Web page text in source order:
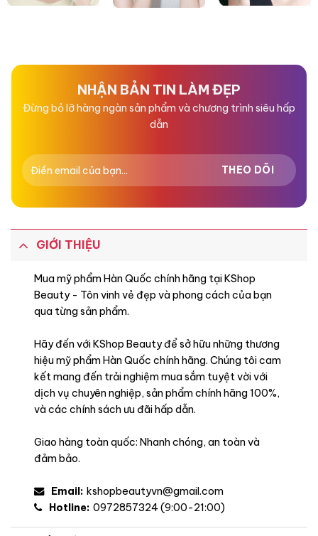
NHẬN BẢN TIN LÀM ĐẸP
Đừng bỏ lỡ hàng ngàn sản phẩm và chương trình siêu hấp
dẫn
GIỚI THIỆU
Mua mỹ phẩm Hàn Quốc chính hãng tại KShop
Beauty - Tôn vinh vẻ đẹp và phong cách của bạn
qua từng sản phẩm.
Hãy đến với KShop Beauty để sở hữu những thương
hiệu mỹ phẩm Hàn Quốc chính hãng. Chúng tôi cam
kết mang đến trải nghiệm mua sắm tuyệt vời với
dịch vụ chuyên nghiệp, sản phẩm chính hãng 100%,
và các chính sách ưu đãi hấp dẫn.
Giao hàng toàn quốc: Nhanh chóng, an toàn và
đảm bảo.
Email: kshopbeautyvn@gmail.com
Hotline: 0972857324 (9:00-21:00)